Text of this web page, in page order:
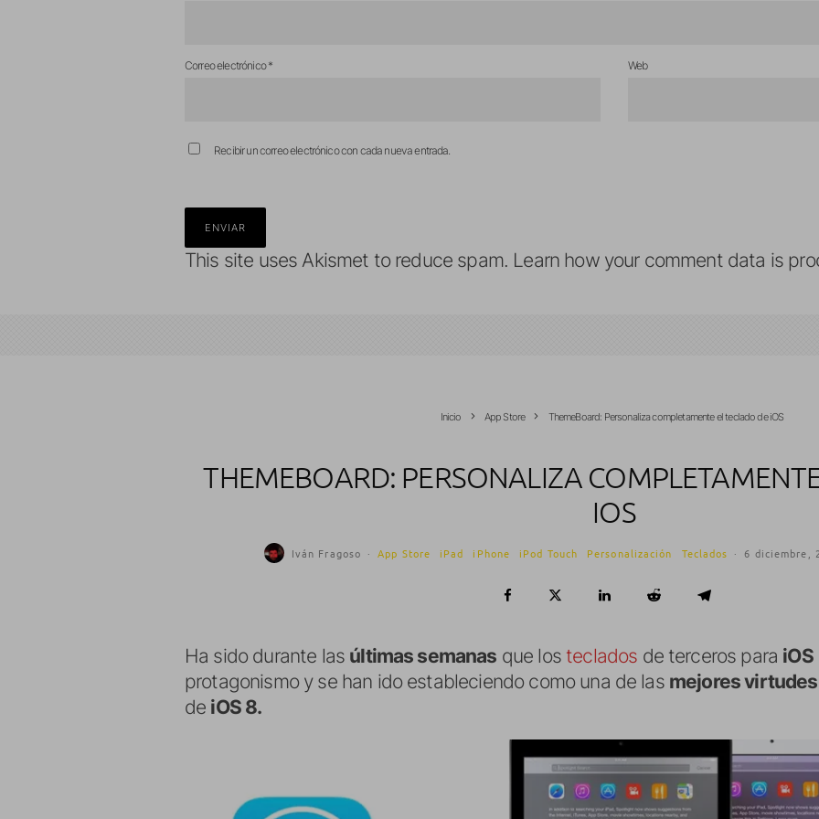
Correo electrónico* Web
Recibir un correo electrónico con cada nueva entrada.
This site uses Akismet to reduce spam. Learn how your comment data is
Inicio App Store ThemeBoard: Personaliza completamente el teclado de iOS
THEMEBOARD: PERSONALIZA
IOS
Iván Fragoso · App Store iPad iPhone iPod Touch Personalización Teclados · 6 diciembre,
Ha sido durante las últimas semanas que los teclados de terceros para iOS
protagonismo y se han ido estableciendo como una de las mejores virtudes
de iOS 8.